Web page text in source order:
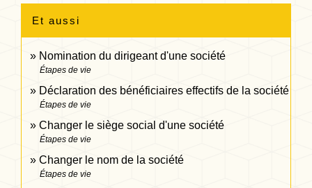
Et aussi
Nomination du dirigeant d'une société
Étapes de vie
Déclaration des bénéficiaires effectifs de la société
Étapes de vie
Changer le siège social d'une société
Étapes de vie
Changer le nom de la société
Étapes de vie